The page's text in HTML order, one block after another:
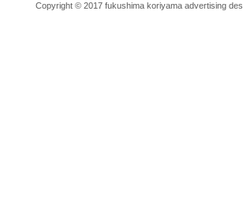
Copyright © 2017 fukushima koriyama advertising